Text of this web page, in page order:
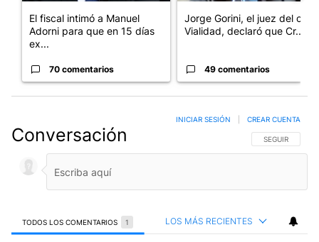
El fiscal intimó a Manuel
Adorni para que en 15 días
ex...
70 comentarios
Jorge Gorini, el juez del caso
Vialidad, declaró que Cr...
49 comentarios
Conversación SIGA ESTA
SEGUIR
INICIAR SESIÓN CREAR CUENTA
TODOS LOS COMENTARIOS 1 LOS MÁS RECIENTES